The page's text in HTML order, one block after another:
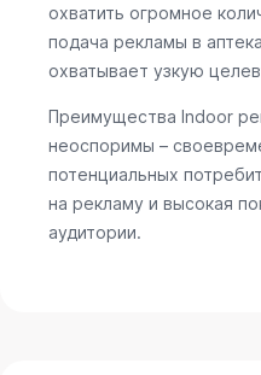
охватить огромное
подача рекламы в
охватывает узкую
Преимущества Indoor
неоспоримы –
потенциальных
на рекламу и высокая
аудитории.